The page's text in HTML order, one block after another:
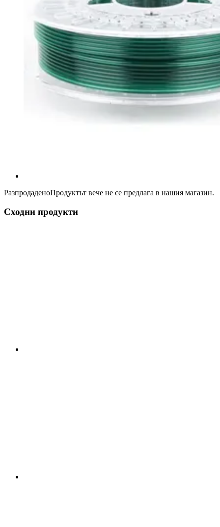
РазпродаденоПродуктът вече не се предлага в нашия магазин.
Сходни продукти